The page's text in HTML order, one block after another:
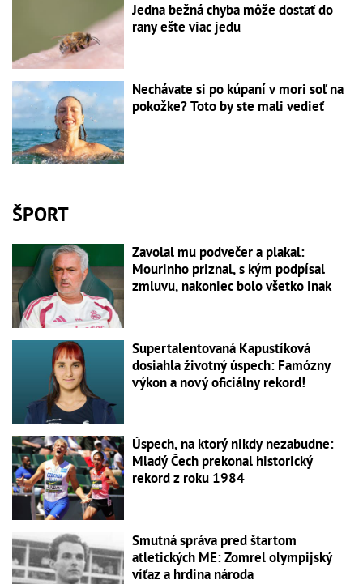
Jedna bežná chyba môže dostať do
rany ešte viac jedu
Nechávate si po kúpaní v mori soľ na
pokožke? Toto by ste mali vedieť
ŠPORT
Zavolal mu podvečer a plakal:
Mourinho priznal, s kým podpísal
zmluvu, nakoniec bolo všetko inak
Supertalentovaná Kapustíková
dosiahla životný úspech: Famózny
výkon a nový oficiálny rekord!
Úspech, na ktorý nikdy nezabudne:
Mladý Čech prekonal historický
rekord z roku 1984
Smutná správa pred štartom
atletických ME: Zomrel olympijský
víťaz a hrdina národa